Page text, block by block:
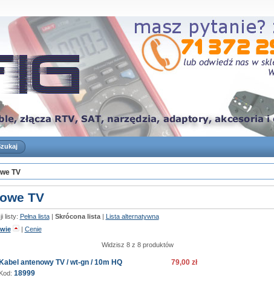
TV
TV
listy: Pełna lista| Skrócona lista| Lista alternatywna
| Cenie
Widzisz 8 z 8 produktów
Kabel antenowy TV / wt-gn / 10m HQ
Kod: 18999
79,00 zł